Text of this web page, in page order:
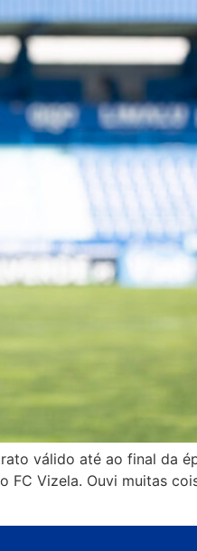
válido até ao final da
FC Vizela. Ouvi muitas